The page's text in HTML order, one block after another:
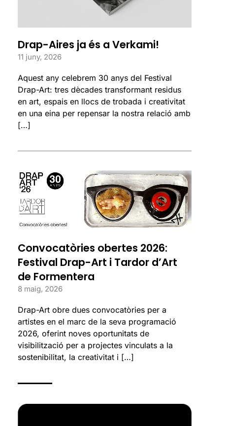
Drap-Aires ja és a Verkami!
11 juny, 2026
Aquest any celebrem 30 anys del Festival
Drap-Art: tres dècades transformant residus
en art, espais en llocs de trobada i creativitat
en una eina per repensar la nostra relació amb
[…]
Convocatòries obertes 2026:
Festival Drap-Art i Tardor d’Art
de Formentera
8 maig, 2026
Drap-Art obre dues convocatòries per a
artistes en el marc de la seva programació
2026, oferint noves oportunitats de
visibilització per a projectes vinculats a la
sostenibilitat, la creativitat i […]